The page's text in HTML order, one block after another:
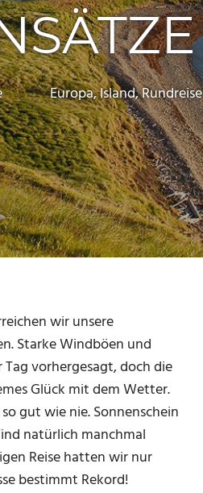
Europa,Island,Rundreise
wir unsere
Starke Windböen und
vorhergesagt, doch die
Glück mit dem Wetter.
gut wie nie. Sonnenschein
natürlich manchmal
Reise hatten wir nur
bestimmt Rekord!